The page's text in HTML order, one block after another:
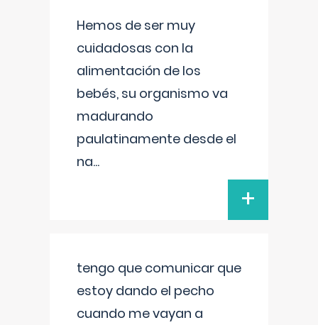
Hemos de ser muy
cuidadosas con la
alimentación de los
bebés, su organismo va
madurando
paulatinamente desde el
na...
+
tengo que comunicar que
estoy dando el pecho
cuando me vayan a